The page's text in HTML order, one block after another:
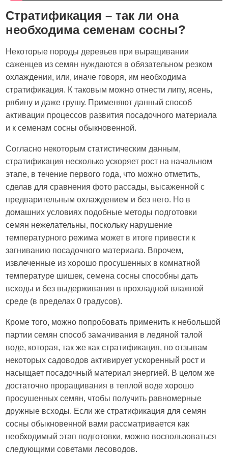
Стратификация – так ли она
необходима семенам сосны?
Некоторые породы деревьев при выращивании
саженцев из семян нуждаются в обязательном резком
охлаждении, или, иначе говоря, им необходима
стратификация. К таковым можно отнести липу, ясень,
рябину и даже грушу. Применяют данный способ
активации процессов развития посадочного материала
и к семенам сосны обыкновенной.
Согласно некоторым статистическим данным,
стратификация несколько ускоряет рост на начальном
этапе, в течение первого года, что можно отметить,
сделав для сравнения фото рассады, высаженной с
предварительным охлаждением и без него. Но в
домашних условиях подобные методы подготовки
семян нежелательны, поскольку нарушение
температурного режима может в итоге привести к
загниванию посадочного материала. Впрочем,
извлеченные из хорошо просушенных в комнатной
температуре шишек, семена сосны способны дать
всходы и без выдерживания в прохладной влажной
среде (в пределах 0 градусов).
Кроме того, можно попробовать применить к небольшой
партии семян способ замачивания в ледяной талой
воде, которая, так же как стратификация, по отзывам
некоторых садоводов активирует ускоренный рост и
насыщает посадочный материал энергией. В целом же
достаточно проращивания в теплой воде хорошо
просушенных семян, чтобы получить равномерные
дружные всходы. Если же стратификация для семян
сосны обыкновенной вами рассматривается как
необходимый этап подготовки, можно воспользоваться
следующими советами лесоводов.